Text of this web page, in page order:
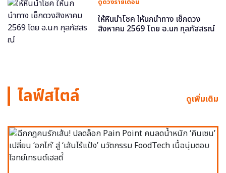
ให้หินนำโชค ให้นกนำทาง เช็กดวง
สิงหาคม 2569 โดย อ.นก กุลภัสสรณ์
ไลฟ์สไตล์ ดูเพิ่มเติม